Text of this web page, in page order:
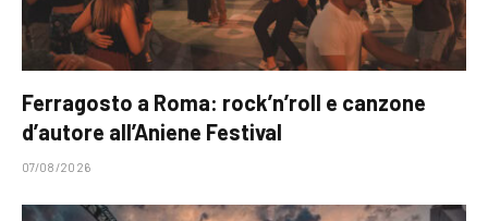
Ferragosto a Roma: rock’n’roll e canzone
d’autore all’Aniene Festival
07/08/2026